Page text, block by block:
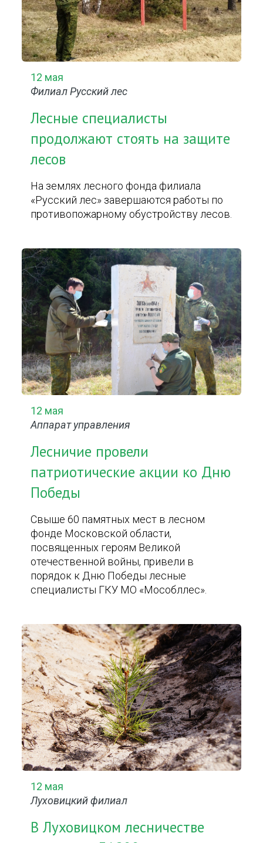
12 мая
Филиал Русский лес
Лесные специалисты
продолжают стоять на защите
лесов
На землях лесного фонда филиала
«Русский лес» завершаются работы по
противопожарному обустройству лесов.
12 мая
Аппарат управления
Лесничие провели
патриотические акции ко Дню
Победы
Свыше 60 памятных мест в лесном
фонде Московской области,
посвященных героям Великой
отечественной войны, привели в
порядок к Дню Победы лесные
специалисты ГКУ МО «Мособллес».
12 мая
Луховицкий филиал
В Луховицком лесничестве